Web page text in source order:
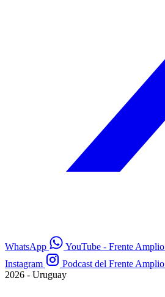
WhatsApp YouTube - Frente Amplio
Instagram
Podcast del Frente Amplio
2026 - Uruguay